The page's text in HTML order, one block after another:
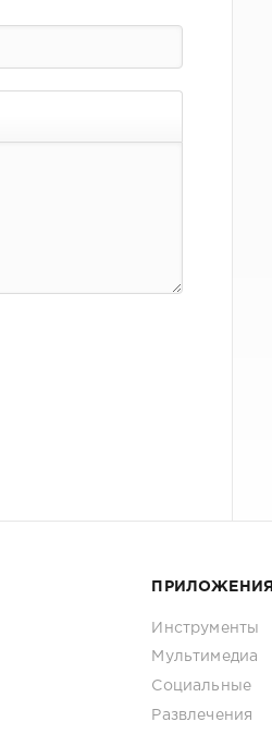
ПРИЛОЖЕНИЯ
Инструменты
Мультимедиа
Социальные
Развлечения